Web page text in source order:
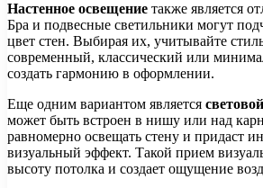
Настенное освещение также является
Бра и подвесные светильники могут
цвет стен. Выбирая их, учитывайте
современный, классический или
создать гармонию в оформлении.
Еще одним вариантом является
может быть встроен в нишу или над
равномерно освещать стену и придаст
визуальный эффект. Такой прием
высоту потолка и создает ощущение